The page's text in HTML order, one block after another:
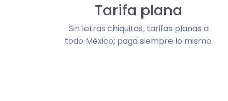
Tarifa plana
Sin letras chiquitas; tarifas planas a
todo México; paga siempre lo mismo.